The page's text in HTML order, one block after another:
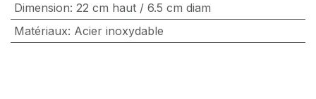
Dimension: 22 cm haut / 6.5 cm diam
Matériaux: Acier inoxydable